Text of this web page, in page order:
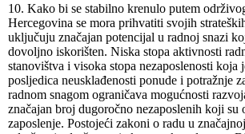
10. Kako bi se stabilno krenulo putem
Hercegovina se mora prihvatiti svojih
uključuju značajan potencijal u radnoj snazi
dovoljno iskorišten. Niska stopa aktivnosti
stanovištva i visoka stopa nezaposlenosti koja
posljedica neusklađenosti ponude i potražnje
radnom snagom ograničava mogućnosti
značajan broj dugoročno nezaposlenih koji su
zaposlenje. Postojeći zakoni o radu u